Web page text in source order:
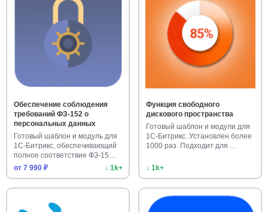
Обеспечение соблюдения
требований ФЗ-152 о
персональных данных
Готовый шаблон и модуль для
1С-Битрикс, обеспечивающий
полное соответствие ФЗ-15…
от 7 990 ₽
↓ 1k+
Функция свободного
дискового пространства
Готовый шаблон и модули для
1С-Битрикс. Установлен более
1000 раз. Подходит для …
↓ 1k+